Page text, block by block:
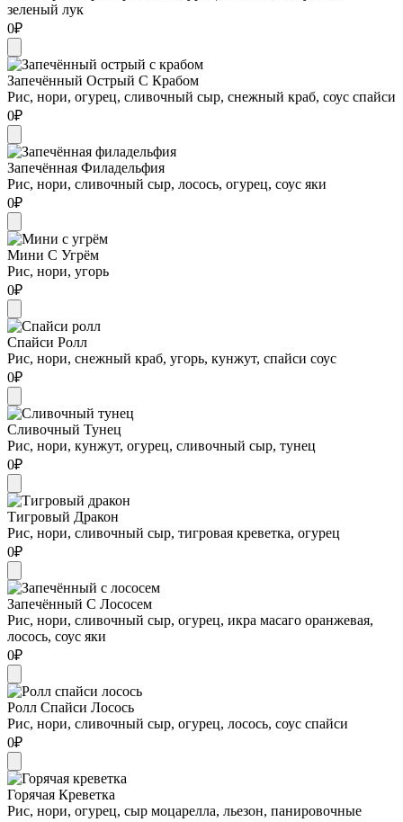
зеленый лук
0₽
Запечённый Острый С Крабом
Рис, нори, огурец, сливочный сыр, снежный краб, соус спайси
0₽
Запечённая Филадельфия
Рис, нори, сливочный сыр, лосось, огурец, соус яки
0₽
Мини С Угрём
Рис, нори, угорь
0₽
Спайси Ролл
Рис, нори, снежный краб, угорь, кунжут, спайси соус
0₽
Сливочный Тунец
Рис, нори, кунжут, огурец, сливочный сыр, тунец
0₽
Тигровый Дракон
Рис, нори, сливочный сыр, тигровая креветка, огурец
0₽
Запечённый С Лососем
Рис, нори, сливочный сыр, огурец, икра масаго оранжевая,
лосось, соус яки
0₽
Ролл Спайси Лосось
Рис, нори, сливочный сыр, огурец, лосось, соус спайси
0₽
Горячая Креветка
Рис, нори, огурец, сыр моцарелла, льезон, панировочные